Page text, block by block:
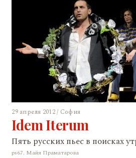
29 апреля 2012 / София
Idem Iterum
Пять русских пьес в поисках
ps67. Майя Праматарова